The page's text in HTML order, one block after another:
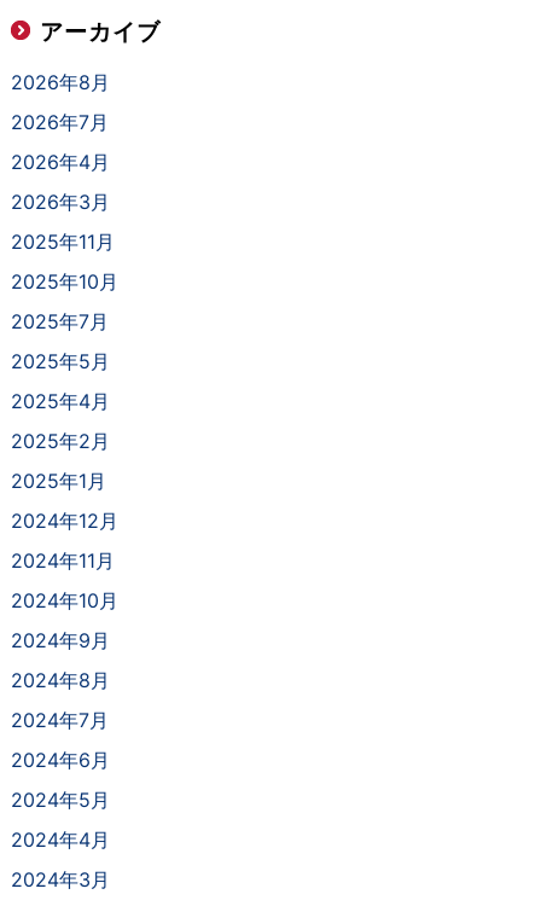
アーカイブ
2026年8月
2026年7月
2026年4月
2026年3月
2025年11月
2025年10月
2025年7月
2025年5月
2025年4月
2025年2月
2025年1月
2024年12月
2024年11月
2024年10月
2024年9月
2024年8月
2024年7月
2024年6月
2024年5月
2024年4月
2024年3月